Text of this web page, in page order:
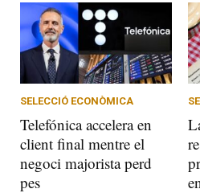
SELECCIÓ ECONÒMICA
Telefónica accelera en
client final mentre el
negoci majorista perd
pes